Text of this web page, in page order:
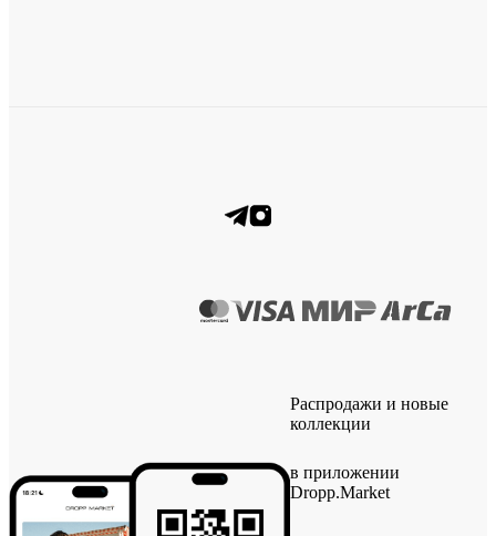
Распродажи и новые
коллекции
в приложении
Dropp.Market